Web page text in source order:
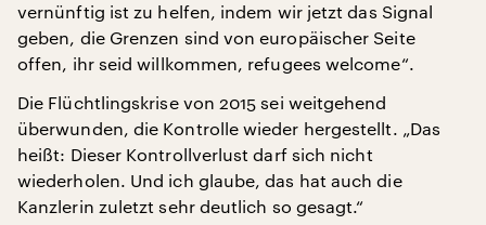
vernünftig ist zu helfen, indem wir jetzt das Signal
geben, die Grenzen sind von europäischer Seite
offen, ihr seid willkommen, refugees welcome“.
Die Flüchtlingskrise von 2015 sei weitgehend
überwunden, die Kontrolle wieder hergestellt. „Das
heißt: Dieser Kontrollverlust darf sich nicht
wiederholen. Und ich glaube, das hat auch die
Kanzlerin zuletzt sehr deutlich so gesagt.“